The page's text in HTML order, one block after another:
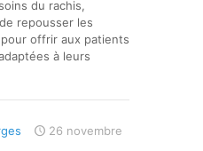
du rachis,
repousser les
offrir aux patients
à leurs
26 novembre